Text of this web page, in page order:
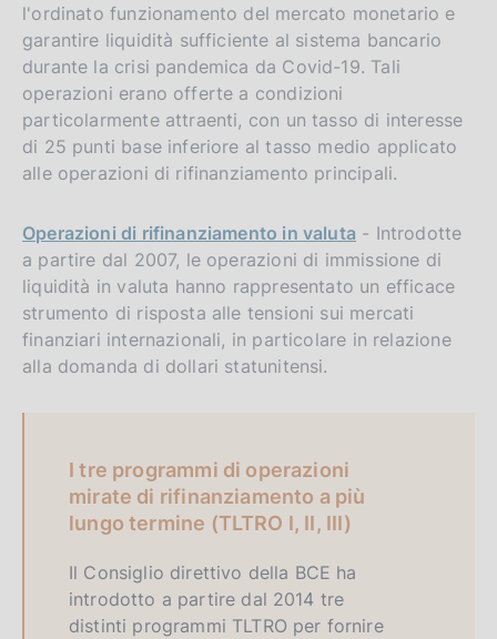
l'ordinato funzionamento del mercato monetario e
garantire liquidità sufficiente al sistema bancario
durante la crisi pandemica da Covid-19. Tali
operazioni erano offerte a condizioni
particolarmente attraenti, con un tasso di interesse
di 25 punti base inferiore al tasso medio applicato
alle operazioni di rifinanziamento principali.
Operazioni di rifinanziamento in valuta - Introdotte
a partire dal 2007, le operazioni di immissione di
liquidità in valuta hanno rappresentato un efficace
strumento di risposta alle tensioni sui mercati
finanziari internazionali, in particolare in relazione
alla domanda di dollari statunitensi.
I tre programmi di operazioni
mirate di rifinanziamento a più
lungo termine (TLTRO I, II, III)
Il Consiglio direttivo della BCE ha
introdotto a partire dal 2014 tre
distinti programmi TLTRO per fornire